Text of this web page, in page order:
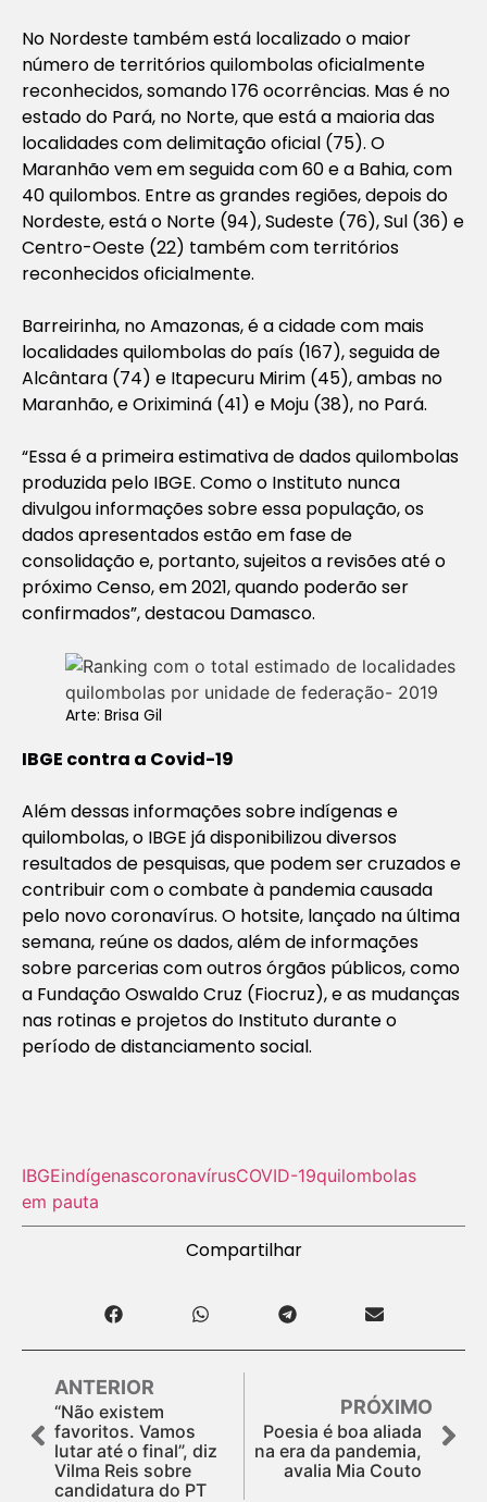
No Nordeste também está localizado o maior
número de territórios quilombolas oficialmente
reconhecidos, somando 176 ocorrências. Mas é no
estado do Pará, no Norte, que está a maioria das
localidades com delimitação oficial (75). O
Maranhão vem em seguida com 60 e a Bahia, com
40 quilombos. Entre as grandes regiões, depois do
Nordeste, está o Norte (94), Sudeste (76), Sul (36) e
Centro-Oeste (22) também com territórios
reconhecidos oficialmente.
Barreirinha, no Amazonas, é a cidade com mais
localidades quilombolas do país (167), seguida de
Alcântara (74) e Itapecuru Mirim (45), ambas no
Maranhão, e Oriximiná (41) e Moju (38), no Pará.
“Essa é a primeira estimativa de dados quilombolas
produzida pelo IBGE. Como o Instituto nunca
divulgou informações sobre essa população, os
dados apresentados estão em fase de
consolidação e, portanto, sujeitos a revisões até o
próximo Censo, em 2021, quando poderão ser
confirmados”, destacou Damasco.
Arte: Brisa Gil
IBGE contra a Covid-19
Além dessas informações sobre indígenas e
quilombolas, o IBGE já disponibilizou diversos
resultados de pesquisas, que podem ser cruzados e
contribuir com o combate à pandemia causada
pelo novo coronavírus. O hotsite, lançado na última
semana, reúne os dados, além de informações
sobre parcerias com outros órgãos públicos, como
a Fundação Oswaldo Cruz (Fiocruz), e as mudanças
nas rotinas e projetos do Instituto durante o
período de distanciamento social.
IBGEindígenascoronavírusCOVID-19quilombolas
em pauta
Compartilhar
ANTERIOR
“Não existem
favoritos. Vamos
lutar até o final”, diz
Vilma Reis sobre
candidatura do PT
PRÓXIMO
Poesia é boa aliada
na era da pandemia,
avalia Mia Couto